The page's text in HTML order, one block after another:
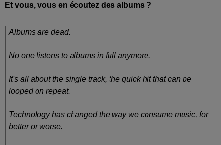
Et vous, vous en écoutez des albums ?
Albums are dead.
No one listens to albums in full anymore.
It's all about the single track, the quick hit that can be
looped on repeat.
Technology has changed the way we consume music, for
better or worse.